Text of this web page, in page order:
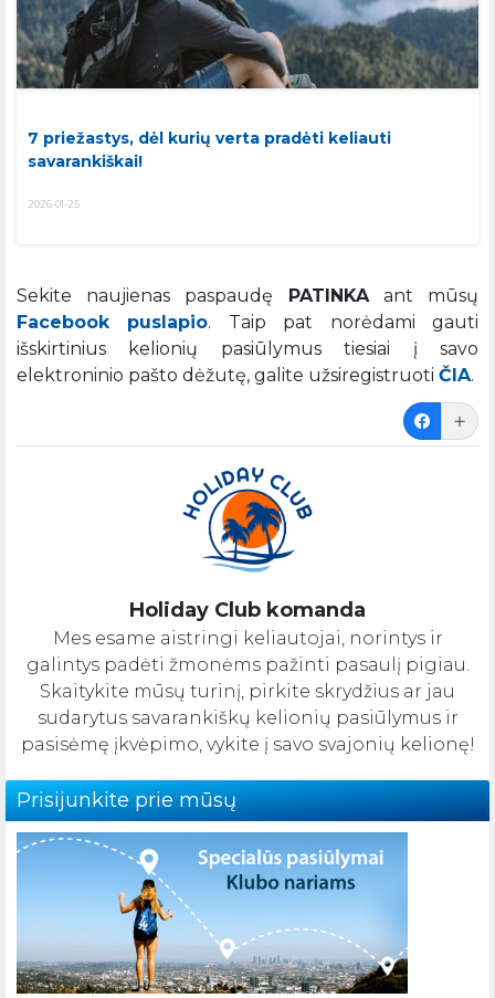
7 priežastys, dėl kurių verta pradėti keliauti
savarankiškai!
2026-01-25
Sekite naujienas paspaudę PATINKAant mūsų
Facebook puslapio. Taip pat norėdami gauti
išskirtinius kelionių pasiūlymus tiesiai į savo
elektroninio pašto dėžutę, galite užsiregistruoti ČIA.
Holiday Club komanda
Mes esame aistringi keliautojai, norintys ir
galintys padėti žmonėms pažinti pasaulį pigiau.
Skaitykite mūsų turinį, pirkite skrydžius ar jau
sudarytus savarankiškų kelionių pasiūlymus ir
pasisėmę įkvėpimo, vykite į savo svajonių kelionę!
Prisijunkite prie mūsų